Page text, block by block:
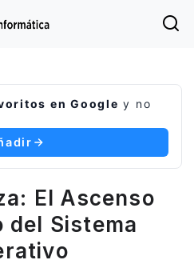
en Google y no
El Ascenso
del Sistema